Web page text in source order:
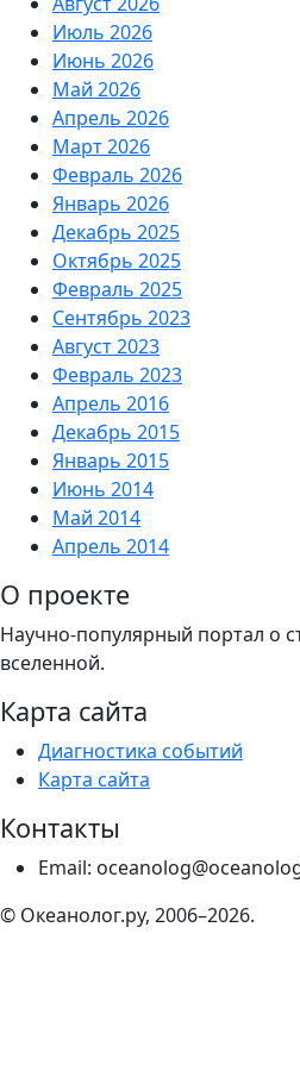
Июль 2026
Июнь 2026
Май 2026
Апрель 2026
Март 2026
Февраль 2026
Январь 2026
Декабрь 2025
Октябрь 2025
Февраль 2025
Сентябрь 2023
Август 2023
Февраль 2023
Апрель 2016
Декабрь 2015
Январь 2015
Июнь 2014
Май 2014
Апрель 2014
О проекте
Научно-популярный портал о
вселенной.
Карта сайта
Диагностика событий
Карта сайта
Контакты
Email:
© Океанолог.ру, 2006–2026.